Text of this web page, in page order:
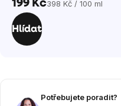
199 KčMěrná
398 Kč / 100 ml
Hlídat
Potřebujete poradit?